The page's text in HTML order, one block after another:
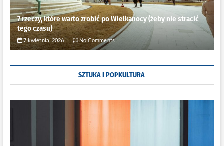
7 rzeczy, które warto zrobić po Wielkanocy (żeby nie stracić
tego czasu)
7 kwietnia, 2026 No Comments
SZTUKA I POPKULTURA